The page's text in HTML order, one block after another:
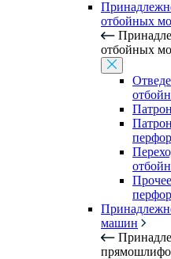
отбойных
отбойных
машин